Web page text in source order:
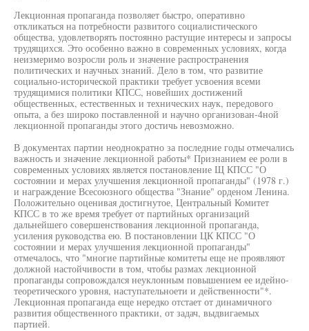
Лекционная пропаганда позволяет быстро, оперативно
откликаться на потребности развитого социалистического
общества, удовлетворять постоянно растущие интересы и запросы
трудящихся. Это особенно важно в современных условиях, когда
неизмеримо возросли роль и значение распространения
политических и научных знаний. Дело в том, что развитие
социально-исторической практики требует усвоения всеми
трудящимися политики КПСС, новейших достижений
общественных, естественных и технических наук, передового
опыта, а без широко поставленной и научно организован-4ной
лекционной пропаганды этого достичь невозможно.
В документах партии неоднократно за последние годы отмечались
важность и значение лекционной работы* Признанием ее роли в
современных условиях является постановление Щ КПСС "О
состоянии и мерах улучшения лекционной пропаганды" (1978 г.)
и награждение Всесоюзного общества "Знание" орденом Ленина.
Положительно оценивая достигнутое, Центральный Комитет
КПСС в то же время требует от партийных организаций
дальнейшего совершенствования лекционной пропаганда,
усиления руководства ею. В постановлении ЦК КПСС "О
состоянии и мерах улучшения лекционной пропаганды"
отмечалось, что "многие партийные комитеты еще не проявляют
должной настойчивости в том, чтобы размах лекционной
пропаганды сопровождался неуклонным повышением ее идейно-
теоретического уровня, наступательноети и действенности"*.
Лекционная пропаганда еще нередко отстает от динамичного
развития общественного практики, от задач, выдвигаемых
партией.